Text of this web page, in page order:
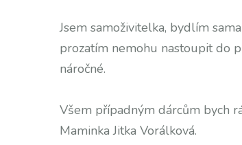
Jsem samoživitelka, bydlím
prozatím nemohu nastoupit do
náročné.
Všem případným dárcům bych
Maminka Jitka Vorálková.